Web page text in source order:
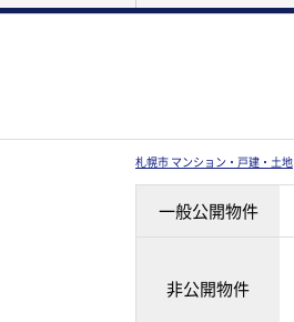
札幌市 マンション・戸建・土地
一般公開物件
非公開物件